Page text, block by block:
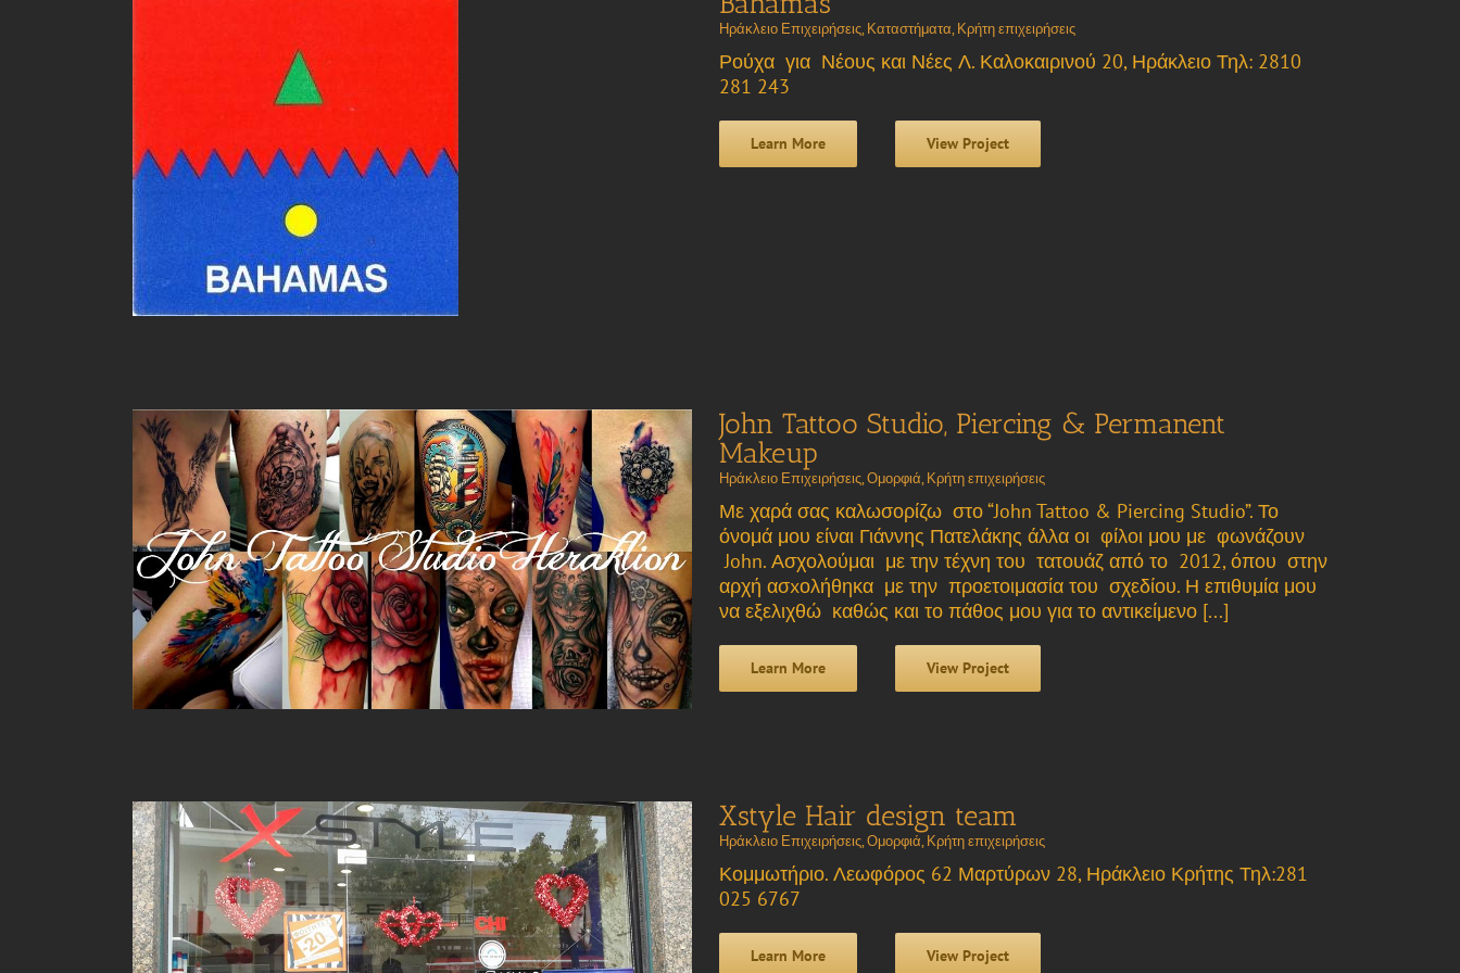
Ηράκλειο Επιχειρήσεις, Καταστήματα, Κρήτη επιχειρήσεις
Ρούχα για Νέους και Νέες Λ. Καλοκαιρινού 20, Ηράκλειο Τηλ: 2810
281 243
Learn More View Project
John Tattoo Studio, Piercing & Permanent
Makeup
Ηράκλειο Επιχειρήσεις,Ομορφιά, Κρήτη επιχειρήσεις
Με χαρά σας καλωσορίζω στο “John Tattoo & Piercing Studio”. Το
όνομά μου είναι Γιάννης Πατελάκης άλλα οι φίλοι μου με φωνάζουν
John. Ασχολούμαι με την τέχνη του τατουάζ από το 2012, όπου στην
αρχή ασxολήθηκα με την προετοιμασία του σχεδίου. Η επιθυμία μου
να εξελιχθώ καθώς και το πάθος μου για το αντικείμενο [...]
Learn More View Project
Xstyle Hair design team
Ηράκλειο Επιχειρήσεις,Ομορφιά, Κρήτη επιχειρήσεις
Κομμωτήριο. Λεωφόρος 62 Μαρτύρων 28, Ηράκλειο Κρήτης Τηλ:281
025 6767
Learn More View Project